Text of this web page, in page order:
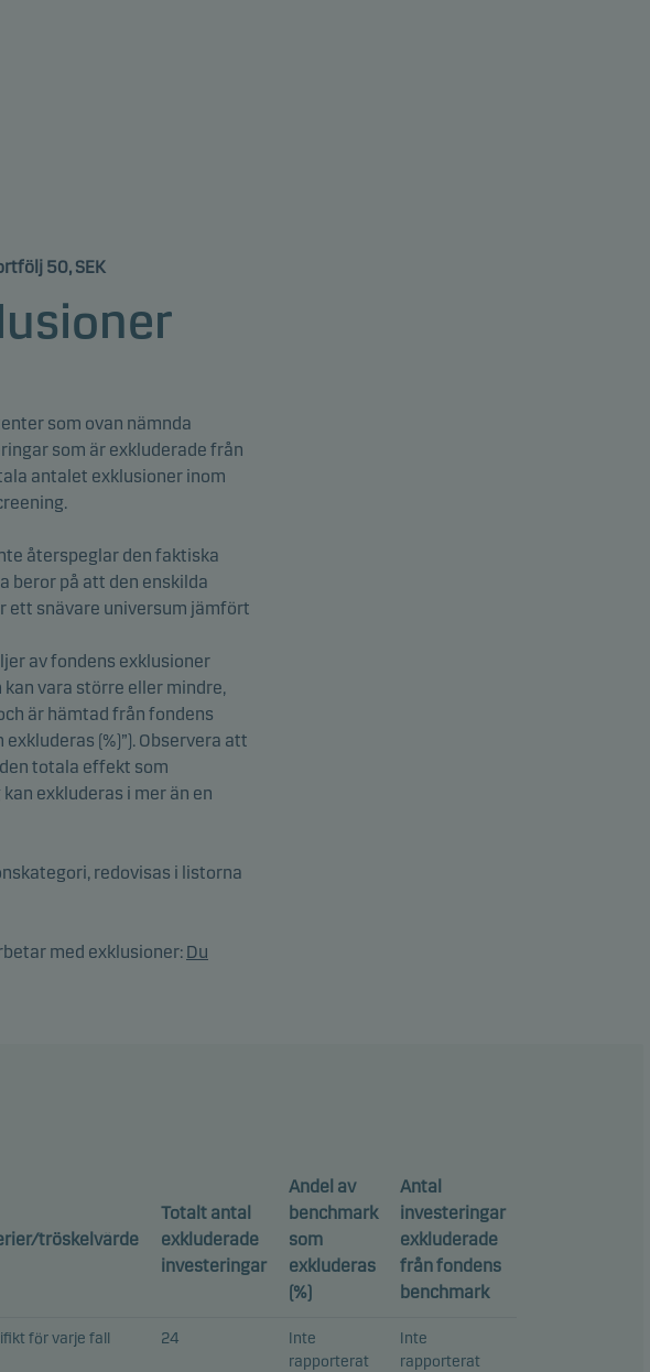
50, SEK
som ovan nämnda
som är exkluderade från
antalet exklusioner inom
återspeglar den faktiska
beror på att den enskilda
ett snävare universum jämfört
av fondens exklusioner
vara större eller mindre,
är hämtad från fondens
(%)”). Observera att
totala effekt som
exkluderas i mer än en
redovisas i listorna
med exklusioner: Du
tröskelvärde
Totalt antal
exkluderade
investeringar
Andel av
benchmark
som
exkluderas
(%)
Antal
investeringar
exkluderade
från fondens
benchmark
för varje fall 24
Inte
rapporterat
Inte
rapporterat